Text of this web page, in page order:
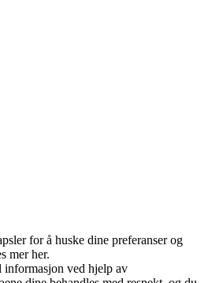
for å huske dine preferanser og
mer her.
ved hjelp av